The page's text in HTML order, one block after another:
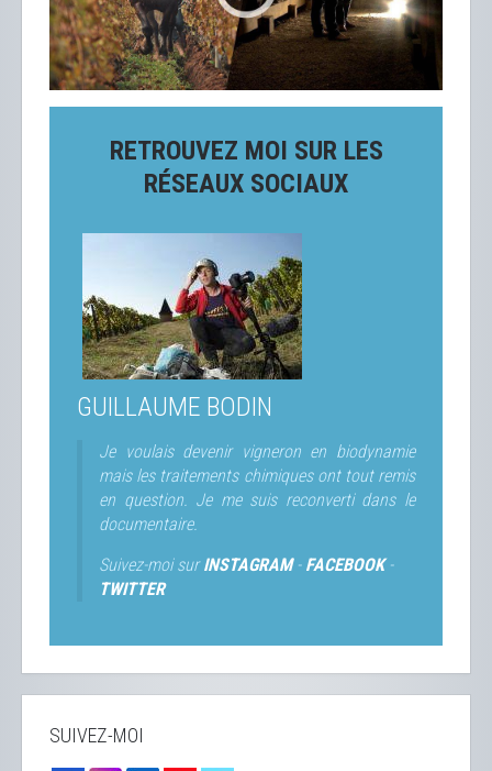
RETROUVEZ MOI SUR LES
RÉSEAUX SOCIAUX
GUILLAUME BODIN
Je voulais devenir vigneron en biodynamie
mais les traitements chimiques ont tout remis
en question. Je me suis reconverti dans le
documentaire.
Suivez-moi surINSTAGRAM- FACEBOOK-
TWITTER
SUIVEZ-MOI